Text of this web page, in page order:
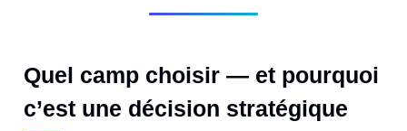
Quel camp choisir — et pourquoi
c’est une décision stratégique